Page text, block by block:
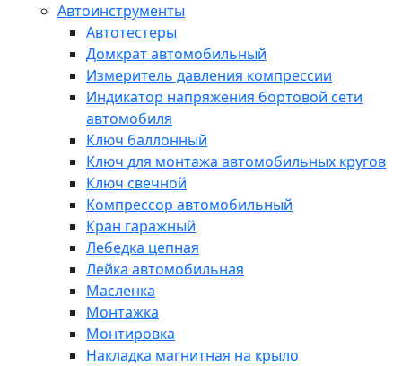
Автоинструменты
Автотестеры
Домкрат автомобильный
Измеритель давления компрессии
Индикатор напряжения бортовой сети
автомобиля
Ключ баллонный
Ключ для монтажа автомобильных кругов
Ключ свечной
Компрессор автомобильный
Кран гаражный
Лебедка цепная
Лейка автомобильная
Масленка
Монтажка
Монтировка
Накладка магнитная на крыло